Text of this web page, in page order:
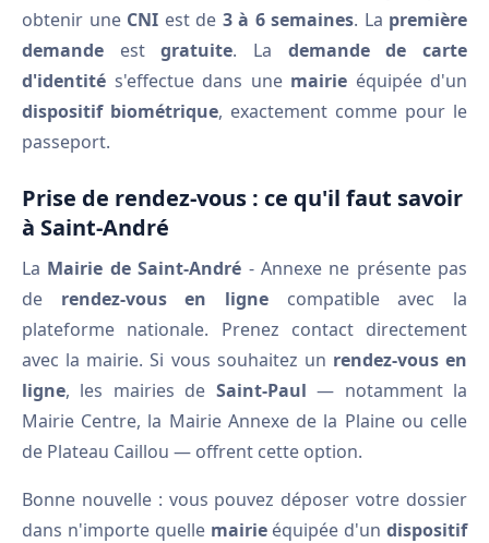
obtenir une CNI est de 3 à 6 semaines. La première
demande estgratuite. La demande de carte
d'identité s'effectue dans une mairie équipée d'un
dispositif biométrique, exactement comme pour le
passeport.
Prise de rendez-vous : ce qu'il faut savoir
à Saint-André
La Mairie de Saint-André - Annexe ne présente pas
de rendez-vous en ligne compatible avec la
plateforme nationale. Prenez contact directement
avec la mairie. Si vous souhaitez un rendez-vous en
ligne, les mairies de Saint-Paul — notamment la
Mairie Centre, la Mairie Annexe de la Plaine ou celle
de Plateau Caillou — offrent cette option.
Bonne nouvelle : vous pouvez déposer votre dossier
dans n'importe quelle mairieéquipée d'un dispositif